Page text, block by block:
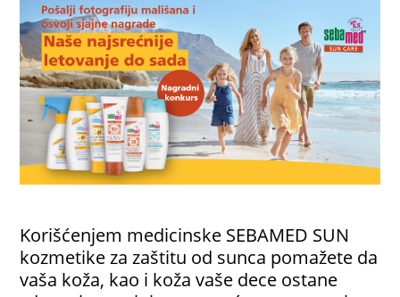
Korišćenjem medicinske SEBAMED SUN
kozmetike za zaštitu od sunca pomažete da
vaša koža, kao i koža vaše dece ostane